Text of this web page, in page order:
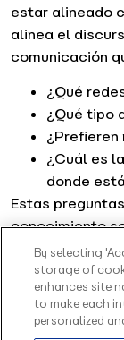
estar alineado
alinea el
comunicación
¿Qué
¿Qué tipo
¿Cuál es
donde
Estas
conocimiento
comunicación
forma de
omnicanal,
En LATAM,las
By selecting
storage of
enhances site
to make each
personalized